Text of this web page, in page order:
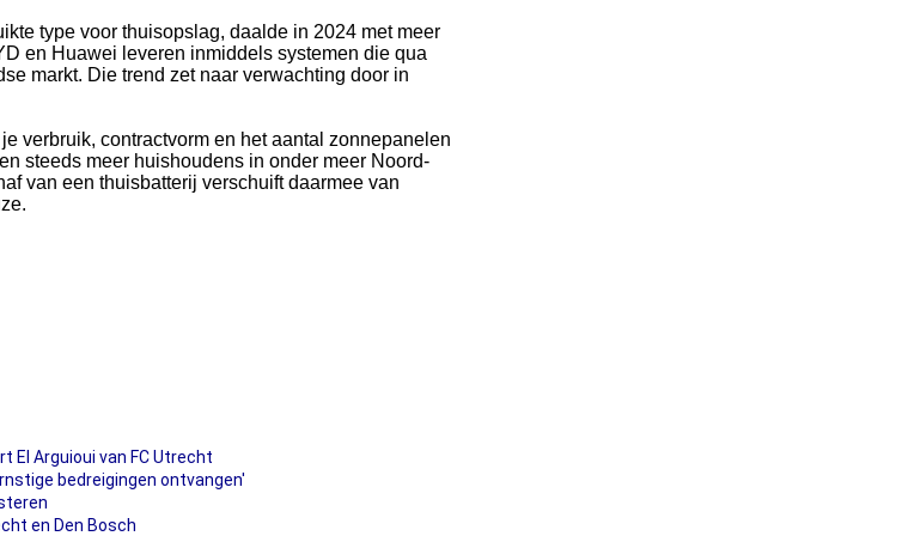
type voor thuisopslag, daalde in 2024 met meer
en Huawei leveren inmiddels systemen die qua
markt. Die trend zet naar verwachting door in
verbruik, contractvorm en het aantal zonnepanelen
steeds meer huishoudens in onder meer Noord-
van een thuisbatterij verschuift daarmee van
El Arguioui van FC Utrecht
bedreigingen ontvangen'
en Den Bosch